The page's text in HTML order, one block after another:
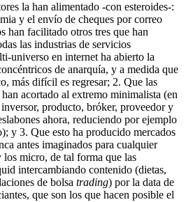
la han alimentado -con esteroides-:
y el envío de cheques por correo
han facilitado otros tres que han
las industrias de servicios
universo en internet ha abierto la
de anarquía, y a medida que
más difícil es regresar; 2. Que las
acortado al extremo minimalista (en
producto, bróker, proveedor y
ahora, reduciendo por ejemplo
y 3. Que esto ha producido mercados
antes imaginados para cualquier
los micro, de tal forma que las
intercambiando contenido (dietas,
de bolsa trading) por la data de
que son los que hacen posible el